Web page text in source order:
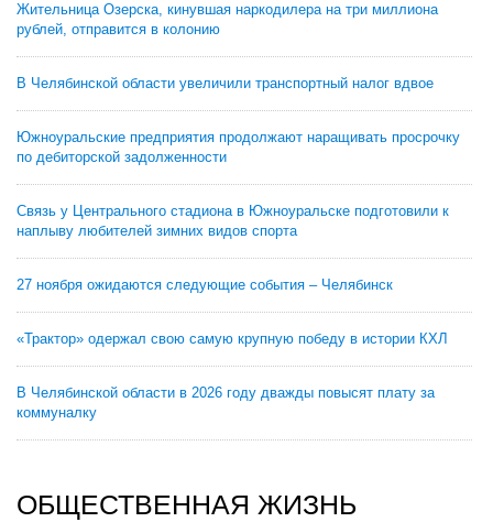
Жительница Озерска, кинувшая наркодилера на три миллиона
рублей, отправится в колонию
В Челябинской области увеличили транспортный налог вдвое
Южноуральские предприятия продолжают наращивать просрочку
по дебиторской задолженности
Связь у Центрального стадиона в Южноуральске подготовили к
наплыву любителей зимних видов спорта
27 ноября ожидаются следующие события – Челябинск
«Трактор» одержал свою самую крупную победу в истории КХЛ
В Челябинской области в 2026 году дважды повысят плату за
коммуналку
ОБЩЕСТВЕННАЯ ЖИЗНЬ